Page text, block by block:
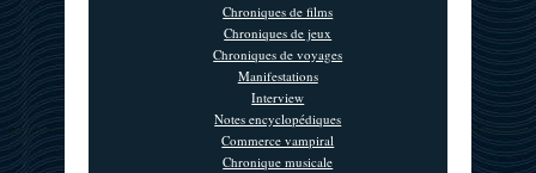
Chroniques de films
Chroniques de jeux
Chroniques de voyages
Manifestations
Interview
Notes encyclopédiques
Commerce vampiral
Chronique musicale